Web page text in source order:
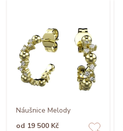
Náušnice Melody
od 19 500 Kč